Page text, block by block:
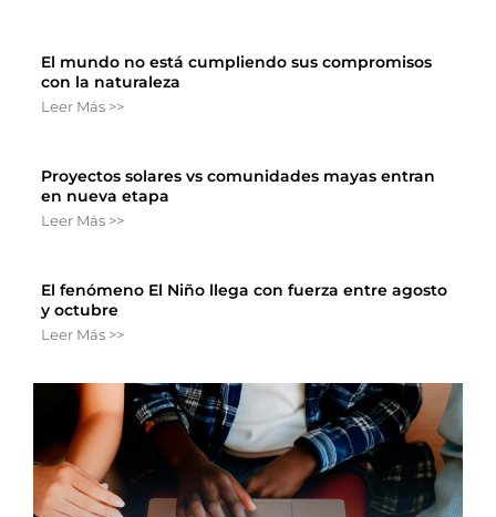
El mundo no está cumpliendo sus compromisos
con la naturaleza
Leer Más >>
Proyectos solares vs comunidades mayas entran
en nueva etapa
Leer Más >>
El fenómeno El Niño llega con fuerza entre agosto
y octubre
Leer Más >>